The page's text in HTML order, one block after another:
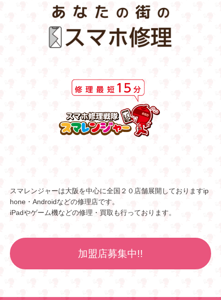
スマレンジャーは大阪を中心に全国２０店舗展開しておりますip
hone・Androidなどの修理店です。
iPadやゲーム機などの修理・買取も行っております。
加盟店募集中!!